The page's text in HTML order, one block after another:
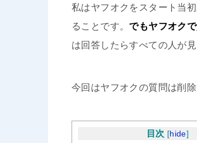
私はヤフオクをスタート当
ることです。でもヤフオク
は回答したらすべての人が
今回はヤフオクの質問は削
目次 [hide]